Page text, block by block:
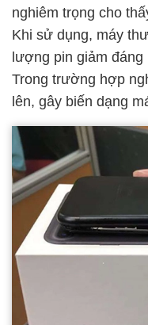
nghiêm trọng cho
Khi sử dụng, máy
lượng pin giảm đáng
Trong trường hợp
lên, gây biến dạng